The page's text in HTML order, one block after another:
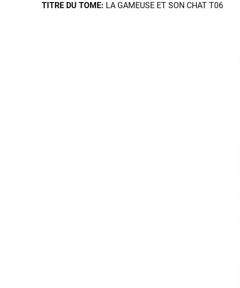
TITRE DU TOME: LA GAMEUSE ET SON CHAT T06